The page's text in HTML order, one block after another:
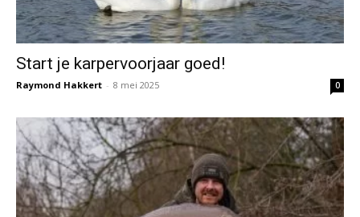
Start je karpervoorjaar goed!
Raymond Hakkert - 8 mei 2025 0